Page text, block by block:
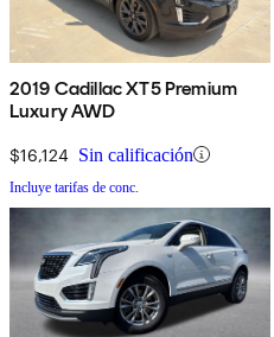
2019 Cadillac XT5 Premium
Luxury AWD
$16,124 Sin calificación
Incluye tarifas de conc.